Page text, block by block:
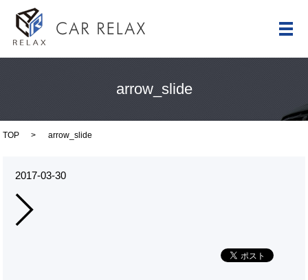
メ
arrow_slide
TOP arrow_slide
2017-03-30